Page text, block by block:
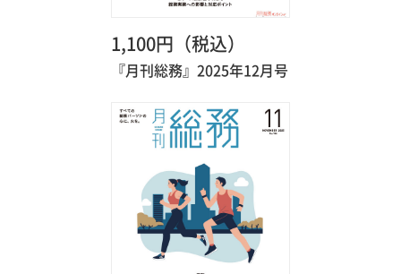
1,100円（税込）
『月刊総務』2025年12月号